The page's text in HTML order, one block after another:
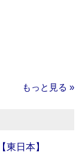
もっと見る »
日本】